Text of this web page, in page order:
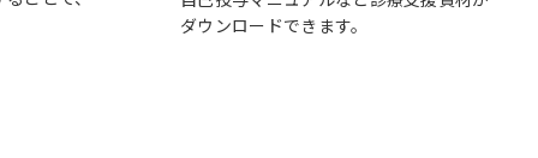
ダウンロードできます。